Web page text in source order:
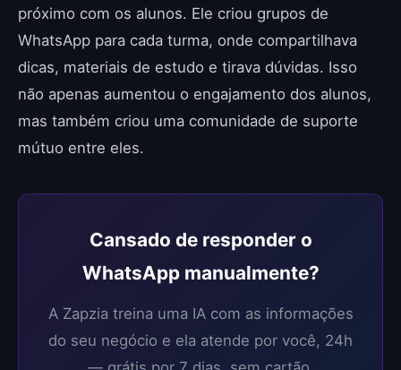
próximo com os alunos. Ele criou grupos de
WhatsApp para cada turma, onde compartilhava
dicas, materiais de estudo e tirava dúvidas. Isso
não apenas aumentou o engajamento dos alunos,
mas também criou uma comunidade de suporte
mútuo entre eles.
Cansado de responder o
WhatsApp manualmente?
A Zapzia treina uma IA com as informações
do seu negócio e ela atende por você, 24h